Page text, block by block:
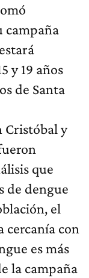
campaña
y 19 años
de Santa
Cristóbal y
que
de dengue
el
cercanía con
es más
la campaña